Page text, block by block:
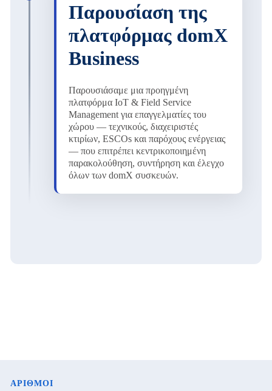
Παρουσίαση της
πλατφόρμας domX
Business
Παρουσιάσαμε μια προηγμένη
πλατφόρμα IoT & Field Service
Management για επαγγελματίες του
χώρου — τεχνικούς, διαχειριστές
κτιρίων, ESCOs και παρόχους ενέργειας
— που επιτρέπει κεντρικοποιημένη
παρακολούθηση, συντήρηση και έλεγχο
όλων των domX συσκευών.
ΑΡΙΘΜΟΙ